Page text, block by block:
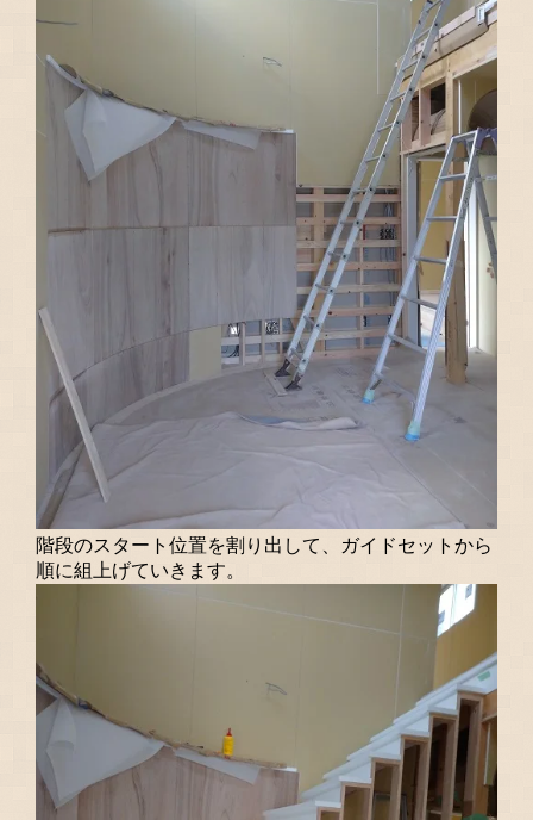
階段のスタート位置を割り出して、ガイドセットから
順に組上げていきます。